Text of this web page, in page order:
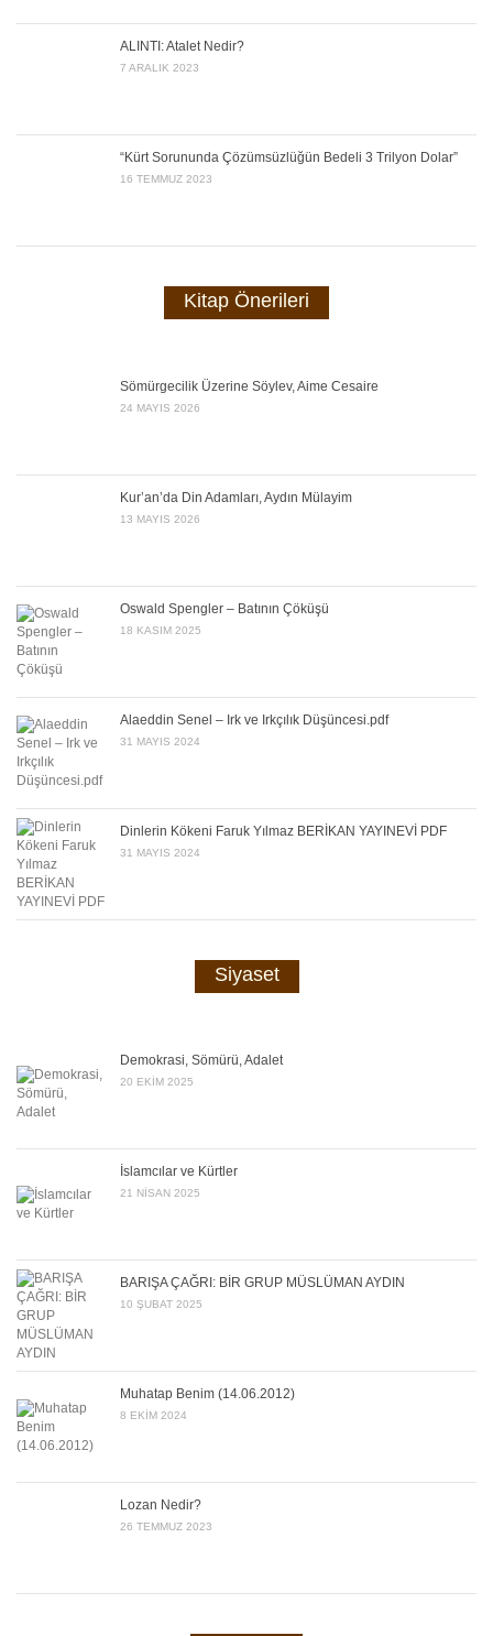
ALINTI: Atalet Nedir?
7 ARALIK 2023
“Kürt Sorununda Çözümsüzlüğün Bedeli 3 Trilyon Dolar”
16 TEMMUZ 2023
Kitap Önerileri
Sömürgecilik Üzerine Söylev, Aime Cesaire
24 MAYIS 2026
Kur’an’da Din Adamları, Aydın Mülayim
13 MAYIS 2026
Oswald Spengler – Batının Çöküşü
18 KASIM 2025
Alaeddin Senel – Irk ve Irkçılık Düşüncesi.pdf
31 MAYIS 2024
Dinlerin Kökeni Faruk Yılmaz BERİKAN YAYINEVİ PDF
31 MAYIS 2024
Siyaset
Demokrasi, Sömürü, Adalet
20 EKIM 2025
İslamcılar ve Kürtler
21 NISAN 2025
BARIŞA ÇAĞRI: BİR GRUP MÜSLÜMAN AYDIN
10 ŞUBAT 2025
Muhatap Benim (14.06.2012)
8 EKIM 2024
Lozan Nedir?
26 TEMMUZ 2023